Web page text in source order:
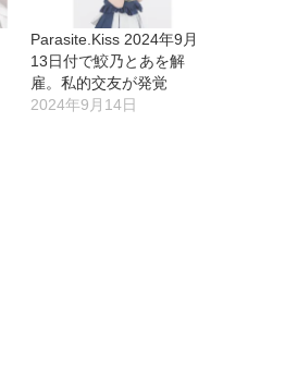
Parasite.Kiss 2024年9月
13日付で鮫乃とあを解
雇。私的交友が発覚
2024年9月14日